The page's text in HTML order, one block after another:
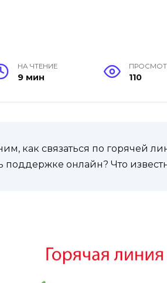
НА ЧТЕНИЕ
9 мин 110
как связаться по горячей
поддержке онлайн? Что